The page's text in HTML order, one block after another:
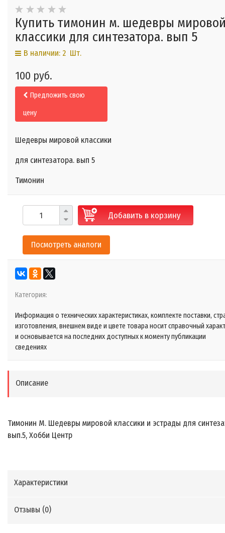
Купить тимонин м. шедевры
классики для синтезатора. вып 5
В наличии: 2 Шт.
100 руб.
Предложить свою
цену
Шедевры мировой классики
для синтезатора. вып 5
Тимонин
Добавить в корзину
Посмотреть аналоги
Категория:
Информация о технических характеристиках, комплекте поставки,
изготовления, внешнем виде и цвете товара носит справочный
и основывается на последних доступных к моменту публикации
сведениях
Описание
Тимонин М. Шедевры мировой классики и эстрады для
вып.5, Хобби Центр
Характеристики
Отзывы (0)